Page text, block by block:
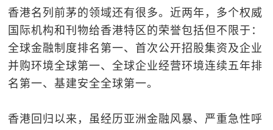
香港名列前茅的领域还有很多。近两年，多个权威
国际机构和刊物给香港特区的荣誉包括但不限于：
全球金融制度排名第一、首次公开招股集资及企业
并购环境全球第一、全球企业经营环境连续五年排
名第一、基建安全全球第一。
香港回归以来，虽经历亚洲金融风暴、严重急性呼